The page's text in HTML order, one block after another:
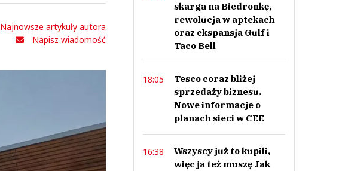
Najnowsze artykuły autora
Napisz wiadomość
skarga na Biedronkę,
rewolucja w aptekach
oraz ekspansja Gulf i
Taco Bell
18:05
Tesco coraz bliżej
sprzedaży biznesu.
Nowe informacje o
planach sieci w CEE
16:38
Wszyscy już to kupili,
więc ja też muszę Jak